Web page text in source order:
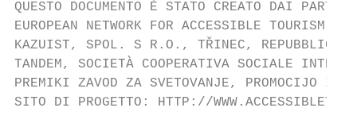
QUESTO DOCUMENTO È STATO CREATO DAI
EUROPEAN NETWORK FOR ACCESSIBLE TOURISM
KAZUIST, SPOL. S R.O., TŘINEC, REPUBBLICA
TANDEM, SOCIETÀ COOPERATIVA SOCIALE
PREMIKI ZAVOD ZA SVETOVANJE, PROMOCIJO IN
SITO DI PROGETTO: HTTP://